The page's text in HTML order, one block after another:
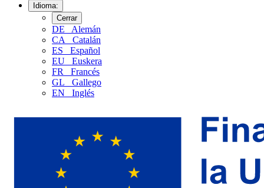
Idioma:
Cerrar
DE
Alemán
CA
Catalán
ES
Español
EU
Euskera
FR
Francés
GL
Gallego
EN
Inglés